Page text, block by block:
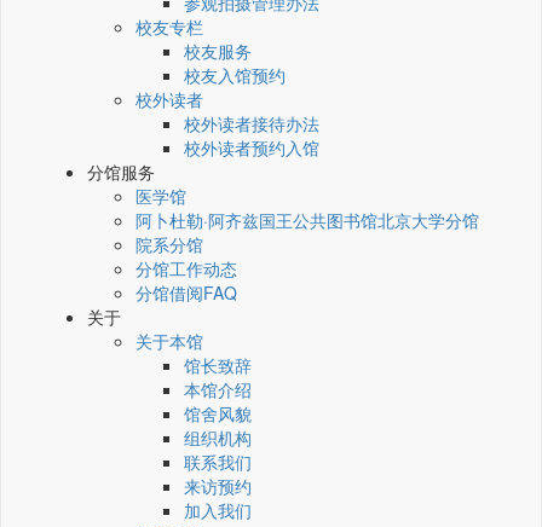
校友专栏
校友服务
校友入馆预约
校外读者
校外读者接待办法
校外读者预约入馆
分馆服务
医学馆
阿卜杜勒·阿齐兹国王公共图书馆北京大学分馆
院系分馆
分馆工作动态
分馆借阅FAQ
关于
关于本馆
馆长致辞
本馆介绍
馆舍风貌
组织机构
联系我们
来访预约
加入我们